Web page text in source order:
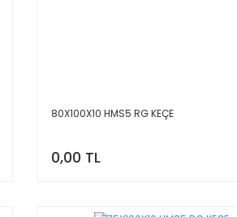
80X100X10 HMS5 RG KEÇE
0,00 TL